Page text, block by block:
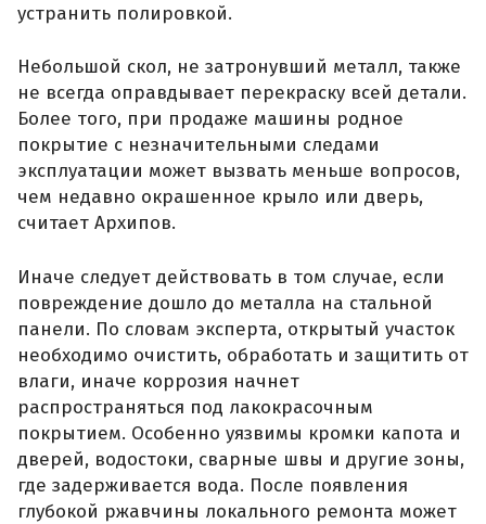
устранить полировкой.
Небольшой скол, не затронувший металл, также
не всегда оправдывает перекраску всей детали.
Более того, при продаже машины родное
покрытие с незначительными следами
эксплуатации может вызвать меньше вопросов,
чем недавно окрашенное крыло или дверь,
считает Архипов.
Иначе следует действовать в том случае, если
повреждение дошло до металла на стальной
панели. По словам эксперта, открытый участок
необходимо очистить, обработать и защитить от
влаги, иначе коррозия начнет
распространяться под лакокрасочным
покрытием. Особенно уязвимы кромки капота и
дверей, водостоки, сварные швы и другие зоны,
где задерживается вода. После появления
глубокой ржавчины локального ремонта может